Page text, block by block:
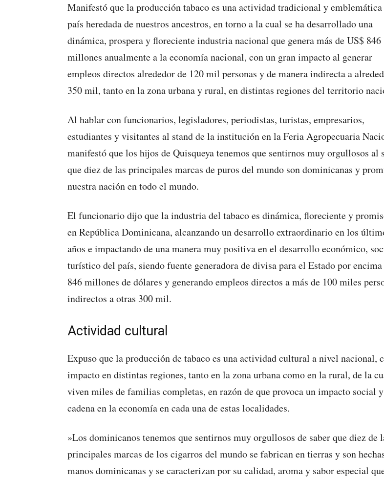
Manifestó que la producción tabaco es una actividad tradicional y emblemática
país heredada de nuestros ancestros, en torno a la cual se ha desarrollado una
dinámica, prospera y floreciente industria nacional que genera más de US$ 846
millones anualmente a la economía nacional, con un gran impacto al generar
empleos directos alrededor de 120 mil personas y de manera indirecta a
350 mil, tanto en la zona urbana y rural, en distintas regiones del territorio
Al hablar con funcionarios, legisladores, periodistas, turistas, empresarios,
estudiantes y visitantes al stand de la institución en la Feria Agropecuaria
manifestó que los hijos de Quisqueya tenemos que sentirnos muy orgullosos al
que diez de las principales marcas de puros del mundo son dominicanas y
nuestra nación en todo el mundo.
El funcionario dijo que la industria del tabaco es dinámica, floreciente y
en República Dominicana, alcanzando un desarrollo extraordinario en los
años e impactando de una manera muy positiva en el desarrollo económico,
turístico del país, siendo fuente generadora de divisa para el Estado por encima
846 millones de dólares y generando empleos directos a más de 100 miles
indirectos a otras 300 mil.
Actividad cultural
Expuso que la producción de tabaco es una actividad cultural a nivel nacional,
impacto en distintas regiones, tanto en la zona urbana como en la rural, de la
viven miles de familias completas, en razón de que provoca un impacto social
cadena en la economía en cada una de estas localidades.
»Los dominicanos tenemos que sentirnos muy orgullosos de saber que diez de
principales marcas de los cigarros del mundo se fabrican en tierras y son
manos dominicanas y se caracterizan por su calidad, aroma y sabor especial